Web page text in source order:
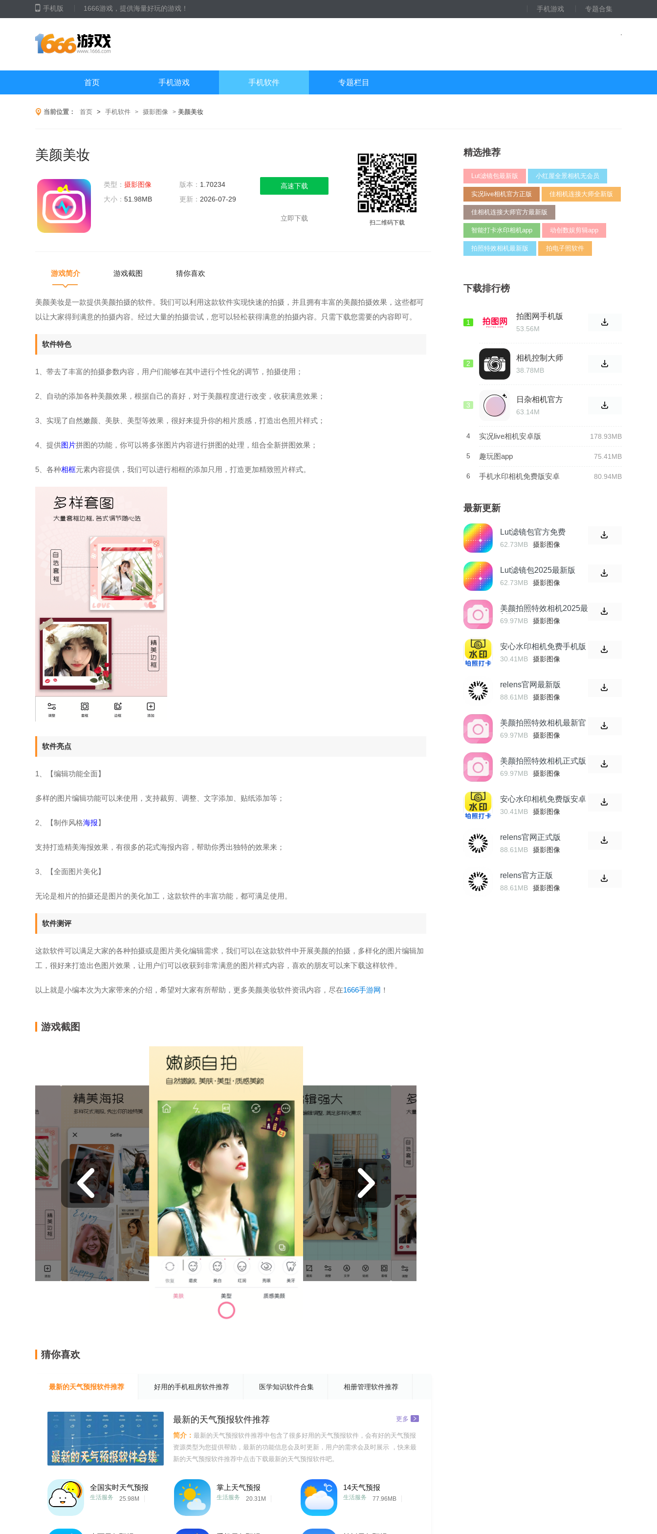
手机版 1666游戏，提供海量好玩的游戏！ 手机游戏 专题合集
首页 手机游戏 手机软件 专题栏目
当前位置： 首页 > 手机软件 > 摄影图像 > 美颜美妆
美颜美妆
类型： 摄影图像 版本： 1.70234
大小： 51.98MB 更新： 2026-07-29
高速下载
立即下载
扫二维码下载
游戏简介 游戏截图 猜你喜欢
美颜美妆是一款提供美颜拍摄的软件。我们可以利用这款软件实现快速的拍摄，并且拥有丰富的美颜拍摄效果，这些都可
以让大家得到满意的拍摄内容。经过大量的拍摄尝试，您可以轻松获得满意的拍摄内容。只需下载您需要的内容即可。
软件特色
1、带去了丰富的拍摄参数内容，用户们能够在其中进行个性化的调节，拍摄使用；
2、自动的添加各种美颜效果，根据自己的喜好，对于美颜程度进行改变，收获满意效果；
3、实现了自然嫩颜、美肤、美型等效果，很好来提升你的相片质感，打造出色照片样式；
4、提供图片拼图的功能，你可以将多张图片内容进行拼图的处理，组合全新拼图效果；
5、各种相框元素内容提供，我们可以进行相框的添加只用，打造更加精致照片样式。
软件亮点
1、【编辑功能全面】
多样的图片编辑功能可以来使用，支持裁剪、调整、文字添加、贴纸添加等；
2、【制作风格海报】
支持打造精美海报效果，有很多的花式海报内容，帮助你秀出独特的效果来；
3、【全面图片美化】
无论是相片的拍摄还是图片的美化加工，这款软件的丰富功能，都可满足使用。
软件测评
这款软件可以满足大家的各种拍摄或是图片美化编辑需求，我们可以在这款软件中开展美颜的拍摄，多样化的图片编辑加
工，很好来打造出色图片效果，让用户们可以收获到非常满意的图片样式内容，喜欢的朋友可以来下载这样软件。
以上就是小编本次为大家带来的介绍，希望对大家有所帮助，更多美颜美妆软件资讯内容，尽在1666手游网 ！
游戏截图
猜你喜欢
最新的天气预报软件推荐 好用的手机租房软件推荐 医学知识软件合集 相册管理软件推荐
最新的天气预报软件推荐 更多
简介： 最新的天气预报软件推荐中包含了很多好用的天气预报软件，会有好的天气预报
资源类型为您提供帮助，最新的功能信息会及时更新，用户的需求会及时展示 ，快来最
新的天气预报软件推荐中点击下载最新的天气预报软件吧。
全国实时天气预报
25.98M
生活服务
掌上天气预报
20.31M
生活服务
14天气预报
77.96MB
生活服务
精选推荐
Lut滤镜包最新版 小红屋全景相机无会员
实况live相机官方正版 佳相机连接大师全新版
佳相机连接大师官方最新版
智能打卡水印相机app 动创数娱剪辑app
拍照特效相机最新版 拍电子照软件
下载排行榜
1
拍图网手机版
53.56M
2
相机控制大师
定制版
38.78MB
3
日杂相机官方
2026
63.14M
4 实况live相机安卓版 178.93MB
5 趣玩图app 75.41MB
6 手机水印相机免费版安卓 80.94MB
最新更新
Lut滤镜包官方免费
62.73MB 摄影图像
Lut滤镜包2025最新版
62.73MB 摄影图像
美颜拍照特效相机2025最
新版
69.97MB 摄影图像
安心水印相机免费手机版
30.41MB 摄影图像
relens官网最新版
88.61MB 摄影图像
美颜拍照特效相机最新官
方
69.97MB 摄影图像
美颜拍照特效相机正式版
安卓
69.97MB 摄影图像
安心水印相机免费版安卓
30.41MB 摄影图像
relens官网正式版
88.61MB 摄影图像
relens官方正版
88.61MB 摄影图像